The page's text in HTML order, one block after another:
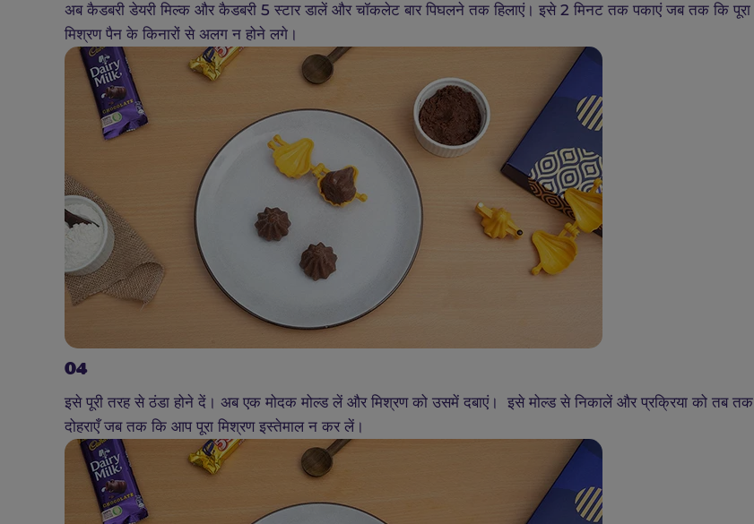
अब कैडबरी डेयरी मिल्क और कैडबरी 5 स्टार डालें और चॉकलेट बार पिघलने तक हिलाएं। इसे 2 मिनट तक पकाएं जब तक कि पूरा
मिश्रण पैन के किनारों से अलग न होने लगे।
04
इसे पूरी तरह से ठंडा होने दें। अब एक मोदक मोल्ड लें और मिश्रण को उसमें दबाएं। इसे मोल्ड से निकालें और प्रक्रिया को तब तक
दोहराएँ जब तक कि आप पूरा मिश्रण इस्तेमाल न कर लें।